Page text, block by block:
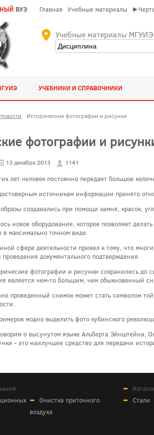
ВУЗ Главная Учебные материалы
Учебные материалы МГУИЭ
УЧЕБНИКИ И СПРАВОЧНИКИ
Новости Исторические фотографии и рисунки
фотографии и
13 декабря 2013 1141
лет человек постоянно передает большое
источникам информации принято
создавались при помощи камня, красок,
новое оборудование, которое позволяет
в максимально точном виде.
сфере деятельности привел к тому, что
документального подтверждения.
фотографии и рисунки сохранились
является чем-то большим, чем обыкновенный
проведенный снимок может стать символом
модно выделить фото кубинского
о высунутом языке Альберта Эйнштейна.
- это наилучшее средство для передачи
Очистка приточного
воздуха
Стали